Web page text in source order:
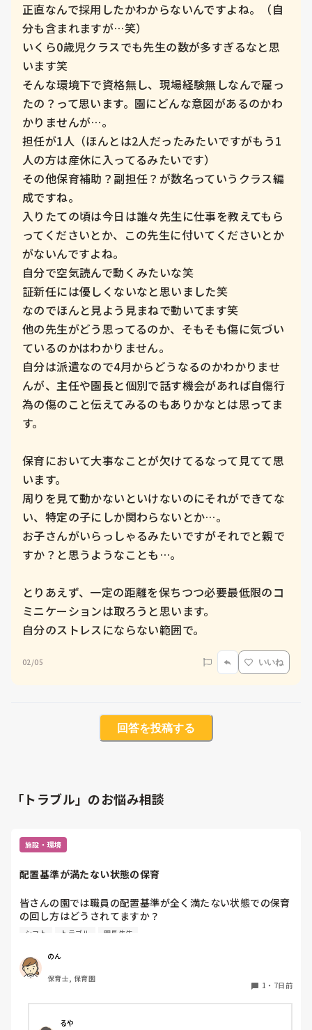
正直なんで採用したかわからないんですよね。（自
分も含まれますが…笑）
いくら0歳児クラスでも先生の数が多すぎるなと思
います笑
そんな環境下で資格無し、現場経験無しなんで雇っ
たの？って思います。園にどんな意図があるのかわ
かりませんが…。
担任が1人（ほんとは2人だったみたいですがもう1
人の方は産休に入ってるみたいです）
その他保育補助？副担任？が数名っていうクラス編
成ですね。
入りたての頃は今日は誰々先生に仕事を教えてもら
ってくださいとか、この先生に付いてくださいとか
がないんですよね。
自分で空気読んで動くみたいな笑
証新任には優しくないなと思いました笑
なのでほんと見よう見まねで動いてます笑
他の先生がどう思ってるのか、そもそも傷に気づい
ているのかはわかりません。
自分は派遣なので4月からどうなるのかわかりませ
んが、主任や園長と個別で話す機会があれば自傷行
為の傷のこと伝えてみるのもありかなとは思ってま
す。
保育において大事なことが欠けてるなって見てて思
います。
周りを見て動かないといけないのにそれができてな
い、特定の子にしか関わらないとか…。
お子さんがいらっしゃるみたいですがそれでと親で
すか？と思うようなことも…。
とりあえず、一定の距離を保ちつつ必要最低限のコ
ミニケーションは取ろうと思います。
自分のストレスにならない範囲で。
02/05 いいね
回答を投稿する
「トラブル」のお悩み相談
施設・環境
配置基準が満たない状態の保育
皆さんの園では職員の配置基準が全く満たない状態での保育
の回し方はどうされてますか？
うちの園で今主任としてシフトを組んでいるんですが、毎日
シフトに入れる方も少なくてシフトに入れる方は早番遅番の
繰り返しのような状態で働いてもらっています、今のところ
そのシフトに入れる先生方に残業をしてもらい配置基準を満
ょうか？園長は保育士ではないので配置基準が満たされてな
いといくら言っても居るメンバーでやるしかないでしょの一
シフト トラブル 園長先生
のん
保育士, 保育園
1 ・ 7日前
るや